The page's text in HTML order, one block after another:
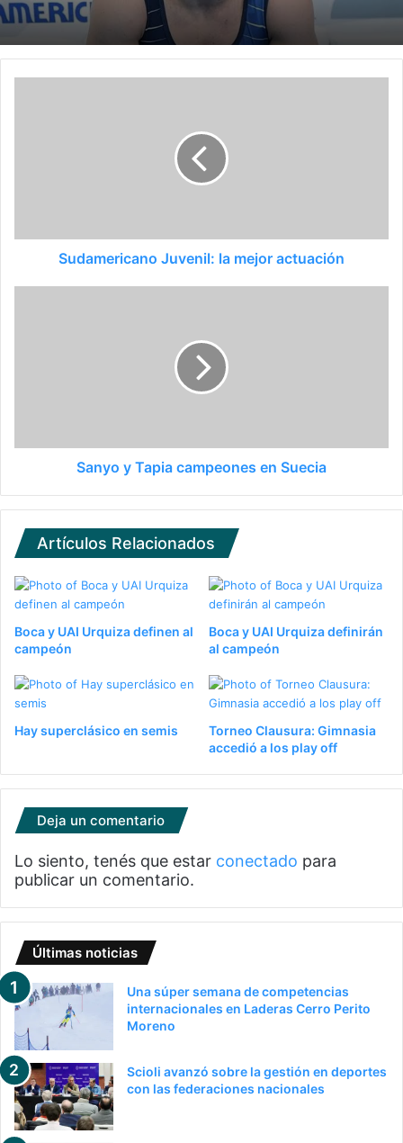
Sudamericano Juvenil: la mejor actuación
Sanyo y Tapia campeones en Suecia
Artículos Relacionados
Boca y UAI Urquiza definen al
campeón
Boca y UAI Urquiza definirán
al campeón
Hay superclásico en semis
Torneo Clausura: Gimnasia
accedió a los play off
Deja un comentario
Lo siento, tenés que estar conectado para
publicar un comentario.
Últimas noticias
Una súper semana de competencias
internacionales en Laderas Cerro Perito
Moreno
Scioli avanzó sobre la gestión en deportes
con las federaciones nacionales